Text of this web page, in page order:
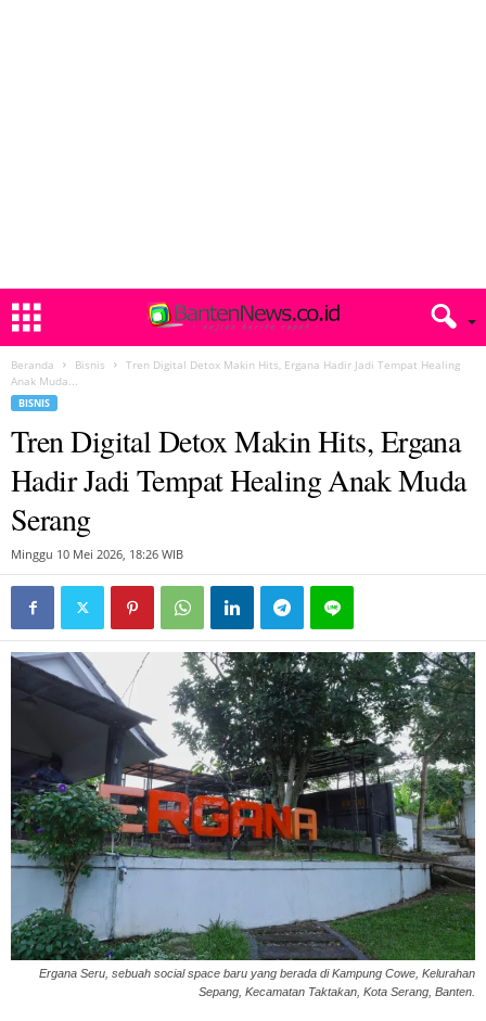
Beranda Bisnis
Tren Digital Detox Makin Hits, Ergana Hadir Jadi Tempat Healing
Anak Muda...
BISNIS
Tren Digital Detox Makin Hits, Ergana
Hadir Jadi Tempat Healing Anak Muda
Serang
Minggu 10 Mei 2026, 18:26 WIB
Ergana Seru, sebuah social space baru yang berada di Kampung Cowe, Kelurahan
Sepang, Kecamatan Taktakan, Kota Serang, Banten.